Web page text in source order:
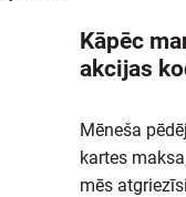
Kāpēc
akcijas
Mēneša
kartes
mēs